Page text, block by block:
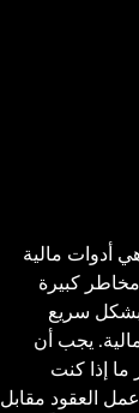
أدوات مالية
كبيرة
بشكل سريع
يجب أن
ما إذا كنت
العقود مقابل